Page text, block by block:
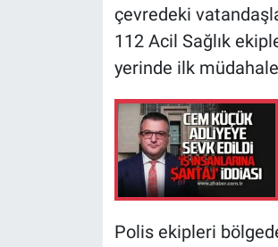
çevredeki
112 Acil Sağlık
yerinde ilk
Polis ekipleri